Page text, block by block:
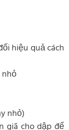
hiệu quả cách
nhỏ)
giã cho dập để